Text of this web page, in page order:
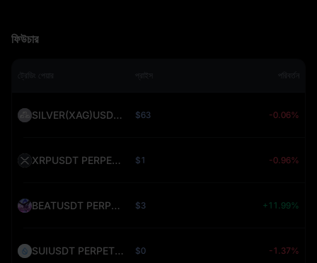
ফিউচার
ট্রেডিং পেয়ার প্রাইস
SILVER(XAG)USDT PERPETUAL (SILVER) $63 -0.06%
XRPUSDT PERPETUAL (XRP) $1 -0.96%
BEATUSDT PERPETUAL (BEAT) $3 +11.99%
SUIUSDT PERPETUAL (SUI) $0 -1.37%